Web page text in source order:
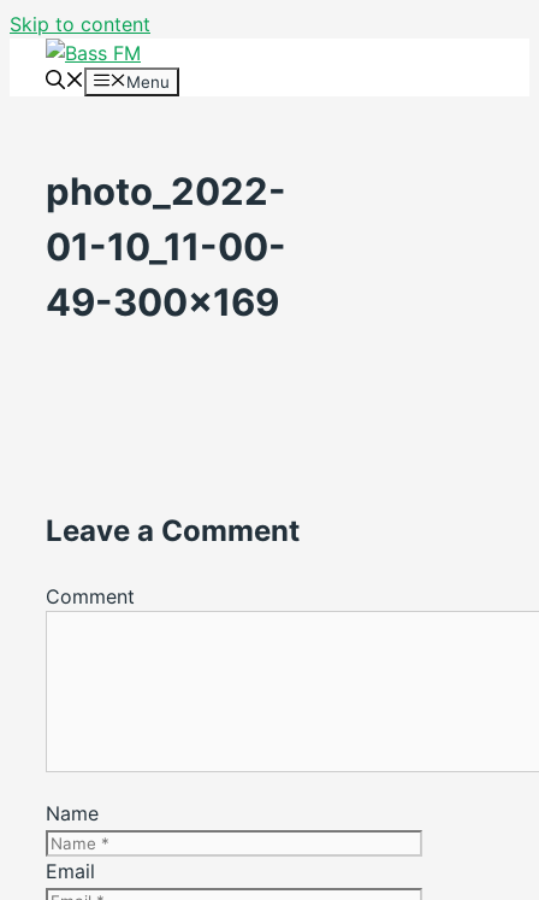
Skip to content
Menu
photo_2022-
01-10_11-00-
49-300×169
Leave a Comment
Comment
Name
Email